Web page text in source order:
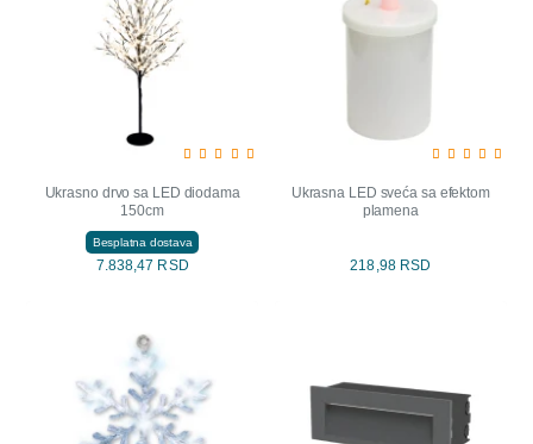
Ukrasno drvo sa LED diodama
150cm
Besplatna dostava
7.838,47 RSD
Ukrasna LED sveća sa efektom
plamena
218,98 RSD